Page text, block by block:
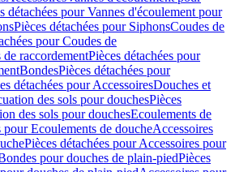
détachées pour Vannes d'écoulement pour
Pièces détachées pour SiphonsCoudes de
pour Coudes de
raccordementPièces détachées pour
BondesPièces détachées pour
détachées pour AccessoiresDouches et
des sols pour douchesPièces
des sols pour douchesEcoulements de
pour Ecoulements de doucheAccessoires
Pièces détachées pour Accessoires pour
pour douches de plain-piedPièces